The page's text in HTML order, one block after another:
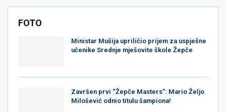
FOTO
Ministar Mušija upriličio prijem za uspješne
učenike Srednje mješovite škole Žepče
Završen prvi “Žepče Masters”: Mario Željo
Milošević odnio titulu šampiona!